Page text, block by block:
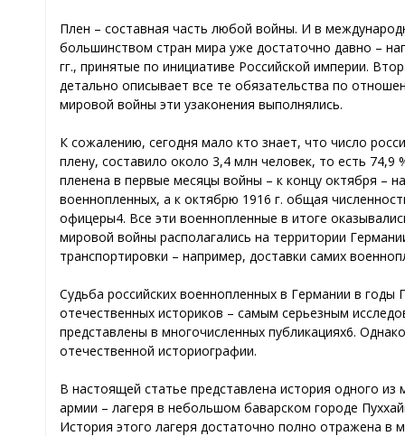
Плен – составная часть любой войны. И в
большинством стран мира уже достаточно давно –
гг., принятые по инициативе Российской империи.
детально описывает все те обязательства по
мировой войны эти узаконения выполнялись.
К сожалению, сегодня мало кто знает, что число
плену, составило около 3,4 млн человек, то есть
пленена в первые месяцы войны – к концу октября –
военнопленных, а к октябрю 1916 г. общая
офицеры4. Все эти военнопленные в итоге
мировой войны располагались на территории
транспортировки – например, доставки самих
Судьба российских военнопленных в Германии в
отечественных историков – самым серьезным
представлены в многочисленных публикациях6.
отечественной историографии.
В настоящей статье представлена история одного
армии – лагеря в небольшом баварском городе
История этого лагеря достаточно полно отражена в